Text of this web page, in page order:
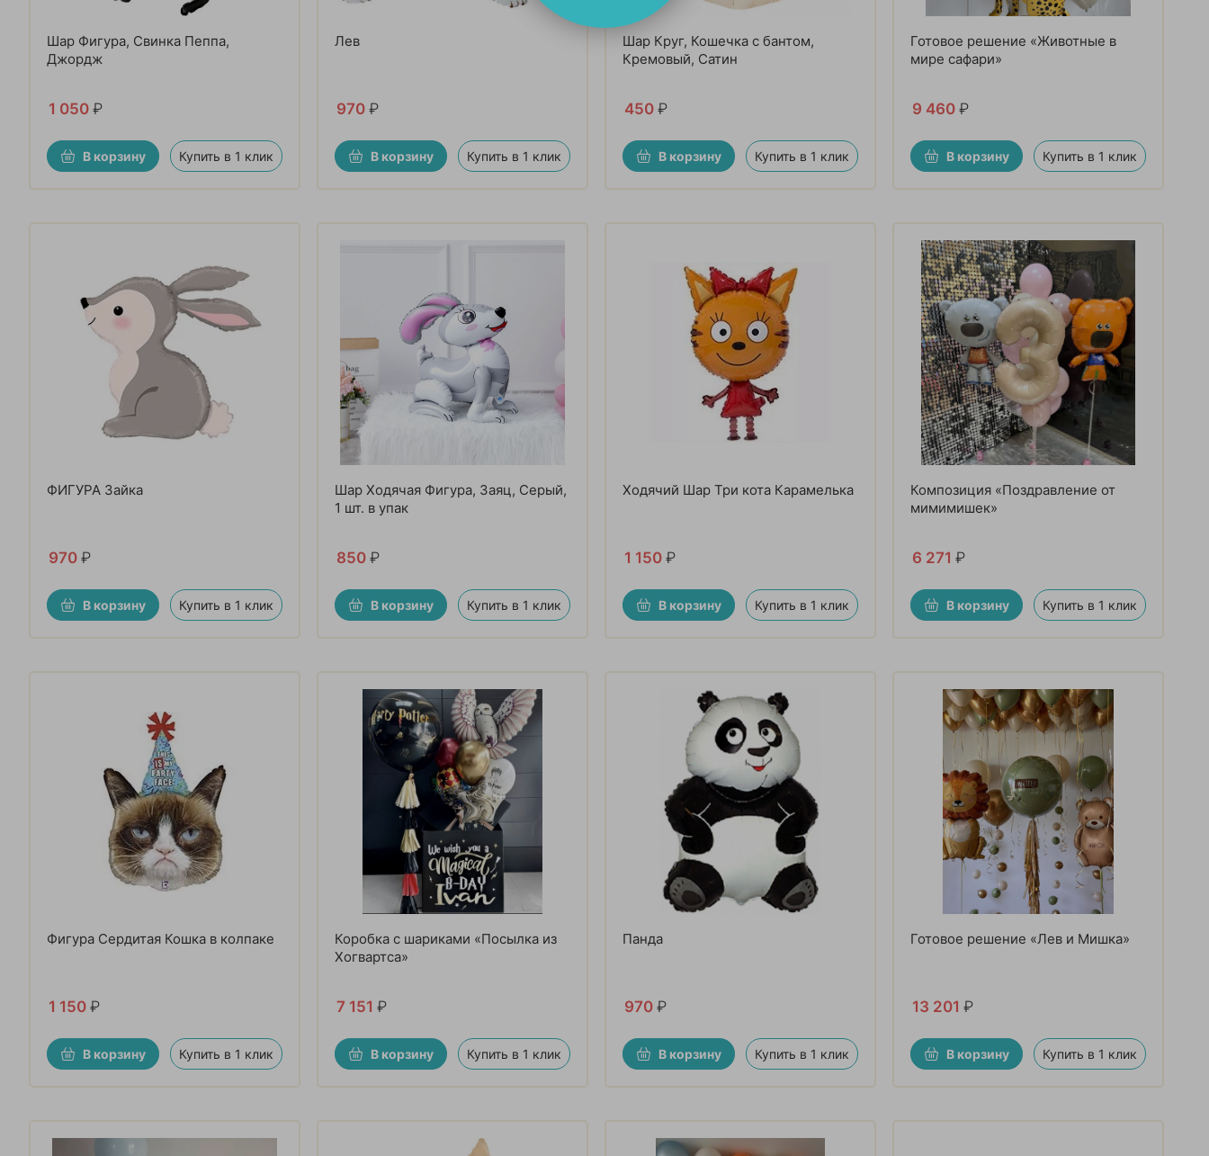
Шар Фигура, Свинка Пеппа,
Джордж
1 050 ₽
В корзину Купить в 1 клик
Лев
970 ₽
В корзину Купить в 1 клик
Шар Круг, Кошечка с бантом,
Кремовый, Сатин
450 ₽
В корзину Купить в 1 клик
Готовое решение «Животные в
мире сафари»
9 460 ₽
В корзину Купить в 1 клик
ФИГУРА Зайка
970 ₽
В корзину Купить в 1 клик
Шар Ходячая Фигура, Заяц, Серый,
1 шт. в упак
850 ₽
В корзину Купить в 1 клик
Ходячий Шар Три кота Карамелька
1 150 ₽
В корзину Купить в 1 клик
Композиция «Поздравление от
мимимишек»
6 271 ₽
В корзину Купить в 1 клик
Фигура Сердитая Кошка в колпаке
1 150 ₽
В корзину Купить в 1 клик
Коробка с шариками «Посылка из
Хогвартса»
7 151 ₽
В корзину Купить в 1 клик
Панда
970 ₽
В корзину Купить в 1 клик
Готовое решение «Лев и Мишка»
13 201 ₽
В корзину Купить в 1 клик